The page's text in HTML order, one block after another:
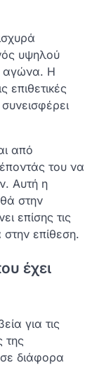
υψηλού
αγώνα. Η
επιθετικές
από
του να
Αυτή η
στην
επίσης τις
επίθεση.
έχει
για τις
της
διάφορα